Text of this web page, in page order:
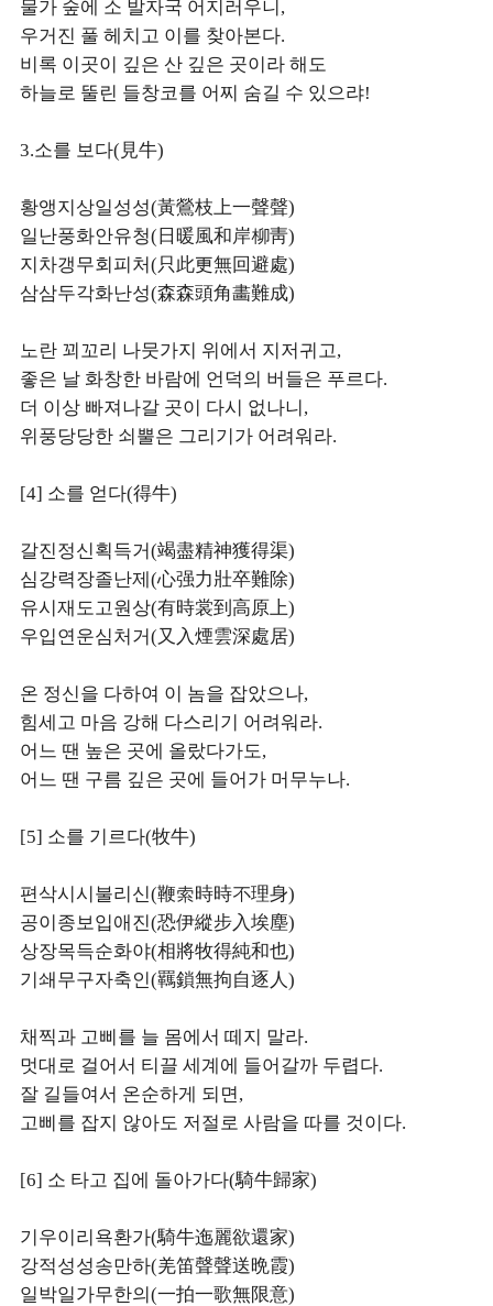
물가 숲에 소 발자국 어지러우니,
우거진 풀 헤치고 이를 찾아본다.
비록 이곳이 깊은 산 깊은 곳이라 해도
하늘로 뚤린 들창코를 어찌 숨길 수 있으랴!
3.소를 보다(見牛)
황앵지상일성성(黃鶯枝上一聲聲)
일난풍화안유청(日暖風和岸柳靑)
지차갱무회피처(只此更無回避處)
삼삼두각화난성(森森頭角畵難成)
노란 꾀꼬리 나뭇가지 위에서 지저귀고,
좋은 날 화창한 바람에 언덕의 버들은 푸르다.
더 이상 빠져나갈 곳이 다시 없나니,
위풍당당한 쇠뿔은 그리기가 어려워라.
[4] 소를 얻다(得牛)
갈진정신획득거(竭盡精神獲得渠)
심강력장졸난제(心强力壯卒難除)
유시재도고원상(有時裳到高原上)
우입연운심처거(又入煙雲深處居)
온 정신을 다하여 이 놈을 잡았으나,
힘세고 마음 강해 다스리기 어려워라.
어느 땐 높은 곳에 올랐다가도,
어느 땐 구름 깊은 곳에 들어가 머무누나.
[5] 소를 기르다(牧牛)
편삭시시불리신(鞭索時時不理身)
공이종보입애진(恐伊縱步入埃塵)
상장목득순화야(相將牧得純和也)
기쇄무구자축인(羈鎖無拘自逐人)
채찍과 고삐를 늘 몸에서 떼지 말라.
멋대로 걸어서 티끌 세계에 들어갈까 두렵다.
잘 길들여서 온순하게 되면,
고삐를 잡지 않아도 저절로 사람을 따를 것이다.
[6] 소 타고 집에 돌아가다(騎牛歸家)
기우이리욕환가(騎牛迤麗欲還家)
강적성성송만하(羌笛聲聲送晩霞)
일박일가무한의(一拍一歌無限意)